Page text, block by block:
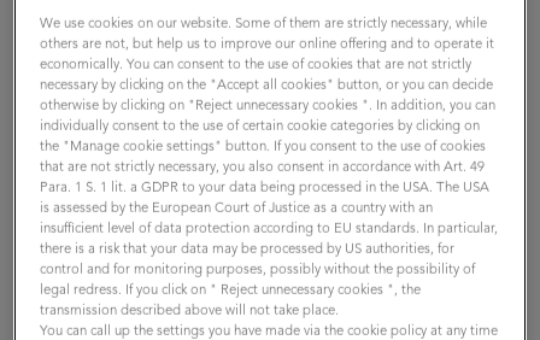
nehmen war ein lang gehegter Traum, den ich
eigentlich nach meinem Masterabschluss vor zwei
Jahren in Form von Work & Travel erfüllen wollte. Leider
machte mir, wie so vielen anderen, Corona einen Strich
durch die Rechnung. Umso mehr habe ich mich
gefreut, als ich nach meinem Einstieg bei avantum von
der Workation-Möglichkeit erfuhr.
ERSTER SCHRITT: DIE
VORBEREITUNG
We use cookies on our website. Some of them are strictly necessary, while
others are not, but help us to improve our online offering and to operate it
economically. You can consent to the use of cookies that are not strictly
necessary by clicking on the "Accept all cookies" button, or you can decide
otherwise by clicking on "Reject unnecessary cookies ". In addition, you can
individually consent to the use of certain cookie categories by clicking on
the "Manage cookie settings" button. If you consent to the use of cookies
that are not strictly necessary, you also consent in accordance with Art. 49
Para. 1 S. 1 lit. a GDPR to your data being processed in the USA. The USA
is assessed by the European Court of Justice as a country with an
insufficient level of data protection according to EU standards. In particular,
there is a risk that your data may be processed by US authorities, for
control and for monitoring purposes, possibly without the possibility of
legal redress. If you click on " Reject unnecessary cookies ", the
transmission described above will not take place.
You can call up the settings you have made via the cookie policy at any time